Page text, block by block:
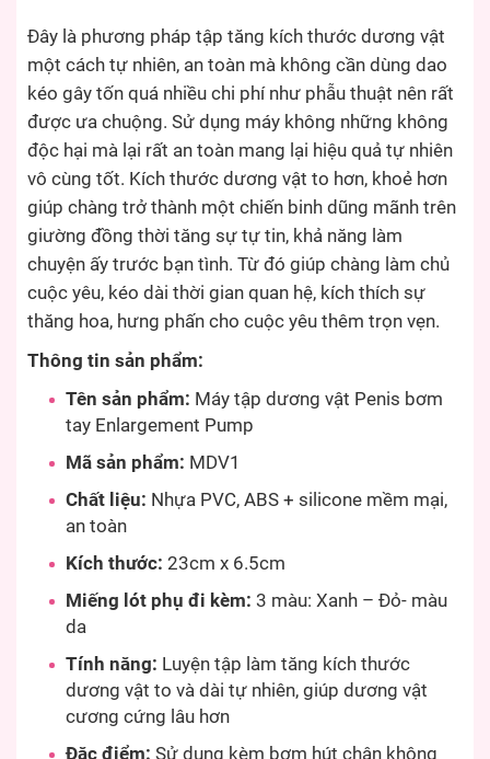
Đây là phương pháp tập tăng kích thước dương vật
một cách tự nhiên, an toàn mà không cần dùng dao
kéo gây tốn quá nhiều chi phí như phẫu thuật nên rất
được ưa chuộng. Sử dụng máy không những không
độc hại mà lại rất an toàn mang lại hiệu quả tự nhiên
vô cùng tốt. Kích thước dương vật to hơn, khoẻ hơn
giúp chàng trở thành một chiến binh dũng mãnh trên
giường đồng thời tăng sự tự tin, khả năng làm
chuyện ấy trước bạn tình. Từ đó giúp chàng làm chủ
cuộc yêu, kéo dài thời gian quan hệ, kích thích sự
thăng hoa, hưng phấn cho cuộc yêu thêm trọn vẹn.
Thông tin sản phẩm:
Tên sản phẩm: Máy tập dương vật Penis bơm
tay Enlargement Pump
Mã sản phẩm: MDV1
Chất liệu: Nhựa PVC, ABS + silicone mềm mại,
an toàn
Kích thước: 23cm x 6.5cm
Miếng lót phụ đi kèm: 3 màu: Xanh – Đỏ- màu
da
Tính năng: Luyện tập làm tăng kích thước
dương vật to và dài tự nhiên, giúp dương vật
cương cứng lâu hơn
Đặc điểm: Sử dụng kèm bơm hút chân không